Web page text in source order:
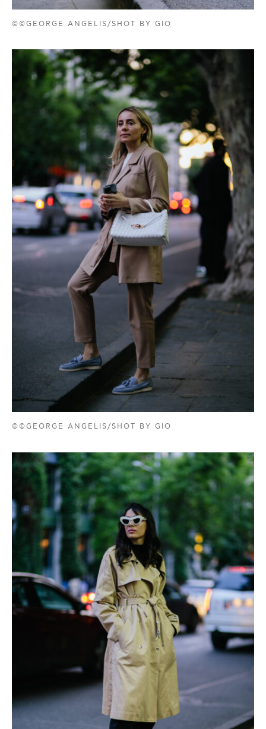
©©GEORGE ANGELIS/SHOT BY GIO
©©GEORGE ANGELIS/SHOT BY GIO